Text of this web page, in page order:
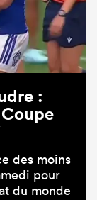
:
des moins
pour
du monde